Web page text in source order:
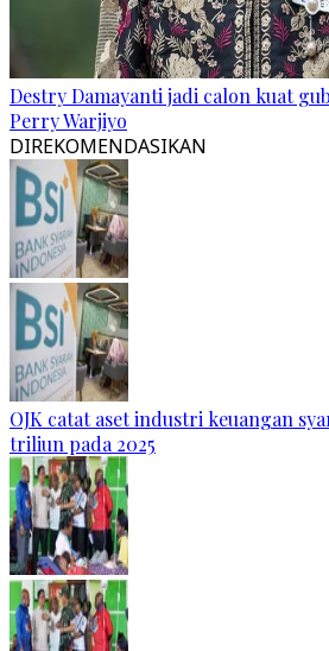
Destry Damayanti jadi calon kuat
Perry Warjiyo
DIREKOMENDASIKAN
OJK catat aset industri keuangan
triliun pada 2025